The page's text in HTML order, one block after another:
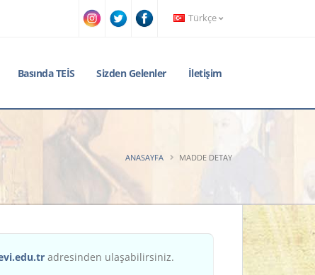
Türkçe
Basında TEİS Sizden Gelenler İletişim
ANASAYFA MADDE DETAY
adresinden ulaşabilirsiniz.